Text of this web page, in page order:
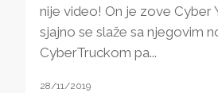
nije video! On je zove Cyber
sjajno se slaže sa njegovim
CyberTruckom pa...
28/11/2019